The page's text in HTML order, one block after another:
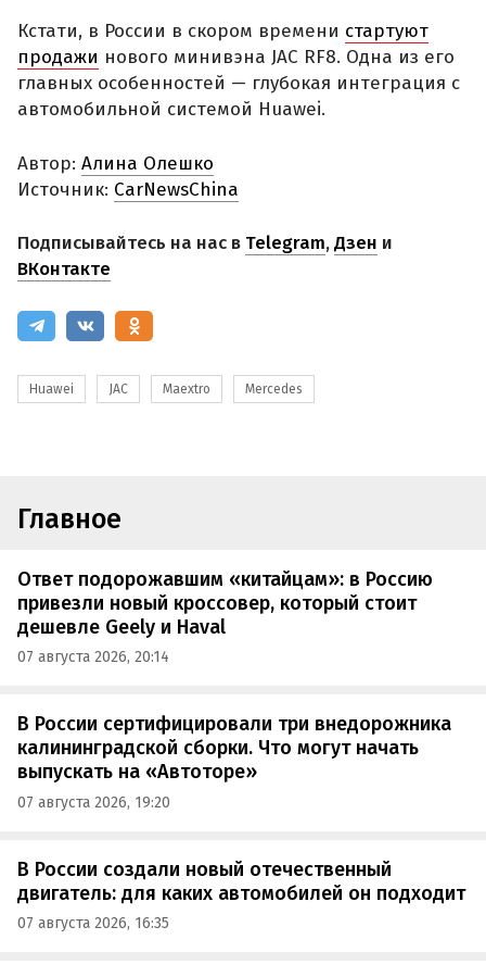
Кстати, в России в скором времени стартуют
продажи нового минивэна JAC RF8. Одна из его
главных особенностей — глубокая интеграция с
автомобильной системой Huawei.
Автор: Алина Олешко
Источник: CarNewsChina
Подписывайтесь на нас в Telegram,Дзен и
ВКонтакте
Huawei JAC Maextro Mercedes
Главное
Ответ подорожавшим «китайцам»: в Россию
привезли новый кроссовер, который стоит
дешевле Geely и Haval
07 августа 2026, 20:14
В России сертифицировали три внедорожника
калининградской сборки. Что могут начать
выпускать на «Автоторе»
07 августа 2026, 19:20
В России создали новый отечественный
двигатель: для каких автомобилей он подходит
07 августа 2026, 16:35